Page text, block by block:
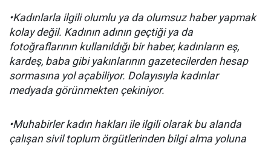
•Kadınlarla ilgili olumlu ya da olumsuz haber yapmak
kolay değil. Kadının adının geçtiği ya da
fotoğraflarının kullanıldığı bir haber, kadınların eş,
kardeş, baba gibi yakınlarının gazetecilerden hesap
sormasına yol açabiliyor. Dolayısıyla kadınlar
medyada görünmekten çekiniyor.
•Muhabirler kadın hakları ile ilgili olarak bu alanda
çalışan sivil toplum örgütlerinden bilgi alma yoluna